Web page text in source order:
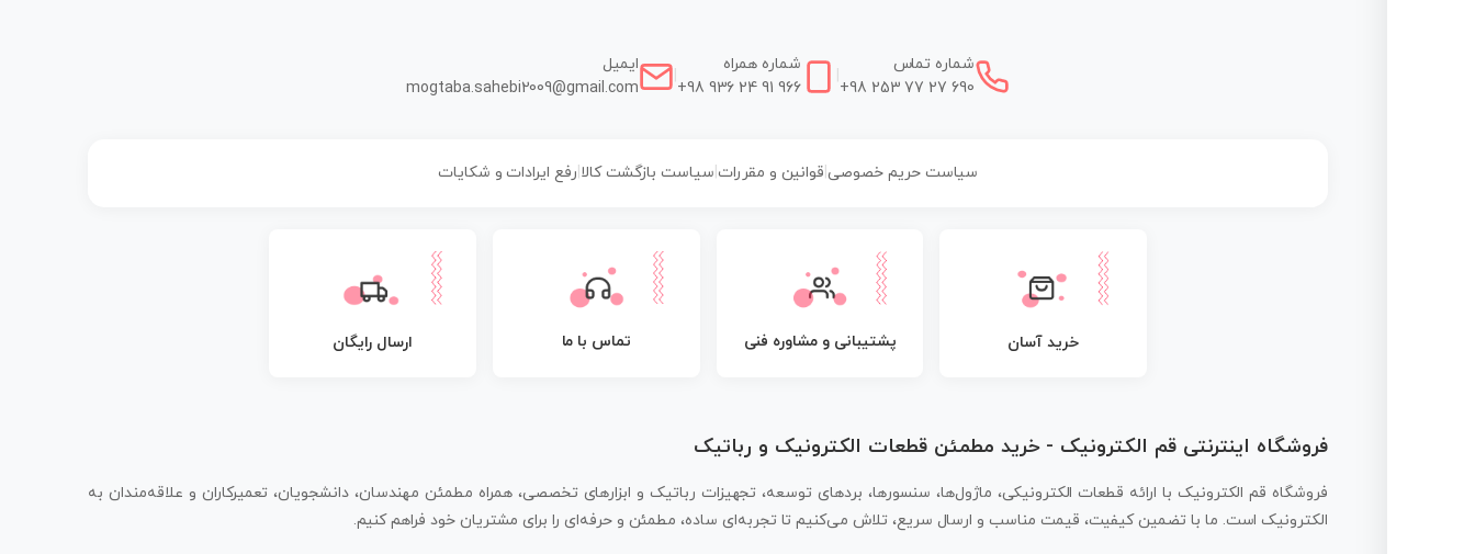
شماره تماس
+98 253 77 27 690
شماره همراه
+98 936 24 91 966
ایمیل
mogtaba.sahebi2009@gmail.com
سیاست حریم خصوصی| قوانین و مقررات سیاست بازگشت کالا رفع ایرادات و شکایات
خرید آسان پشتیبانی و مشاوره فنی تماس با ما ارسال رایگان
فروشگاه اینترنتی قم الکترونیک - خرید مطمئن قطعات الکترونیک و رباتیک
فروشگاه قم الکترونیک با ارائه قطعات الکترونیکی، ماژول‌ها، سنسورها، بردهای توسعه، تجهیزات رباتیک و ابزارهای تخصصی، همراه مطمئن مهندسان، دانشجویان، تعمیرکاران و علاقه‌مندان به
الکترونیک است. ما با تضمین کیفیت، قیمت مناسب و ارسال سریع، تلاش می‌کنیم تا تجربه‌ای ساده، مطمئن و حرفه‌ای را برای مشتریان خود فراهم کنیم.